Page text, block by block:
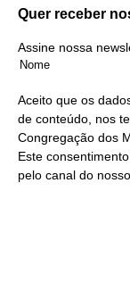
Quer receber
Assine nossa
Aceito que os
de conteúdo, nos
Congregação dos
Este
pelo canal do